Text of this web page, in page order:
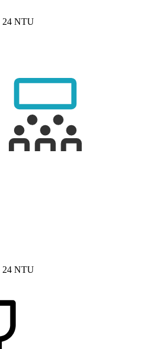
24 NTU
24 NTU